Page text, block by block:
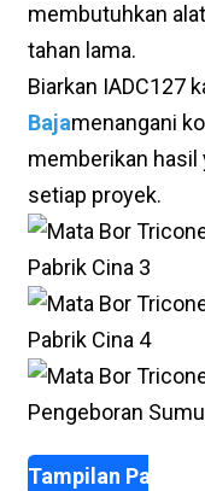
membutuhkan
tahan lama.
Biarkan IADC127
Bajamenangani
memberikan hasil
setiap proyek.
Tampilan Pabrik